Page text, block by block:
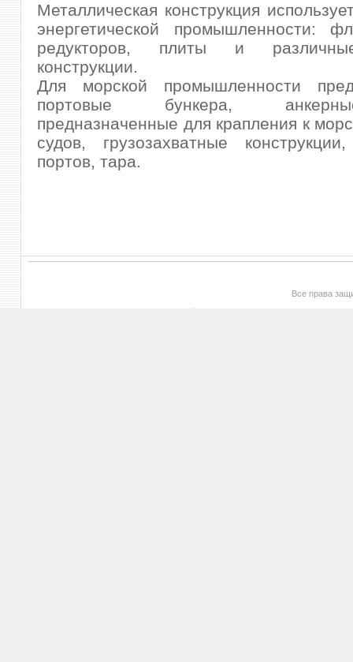
Металлическая конструкция
энергетической промышленности:
редукторов, плиты и
конструкции.
Для морской промышленности
портовые бункера,
предназначенные для крапления к
судов, грузозахватные
портов, тара.
Все права